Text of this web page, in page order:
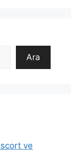
Ara
ve